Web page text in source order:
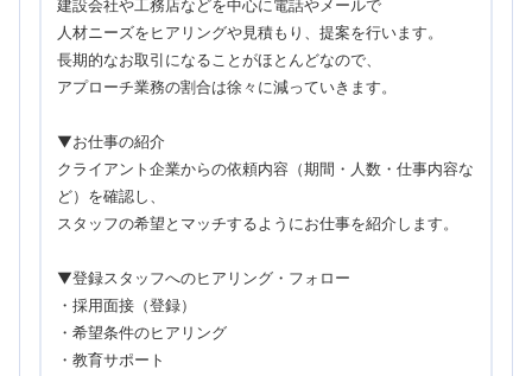
建設会社や工務店などを中心に電話やメールで
人材ニーズをヒアリングや見積もり、提案を行います。
長期的なお取引になることがほとんどなので、
アプローチ業務の割合は徐々に減っていきます。
▼お仕事の紹介
クライアント企業からの依頼内容（期間・人数・仕事内容な
ど）を確認し、
スタッフの希望とマッチするようにお仕事を紹介します。
▼登録スタッフへのヒアリング・フォロー
・採用面接（登録）
・希望条件のヒアリング
・教育サポート